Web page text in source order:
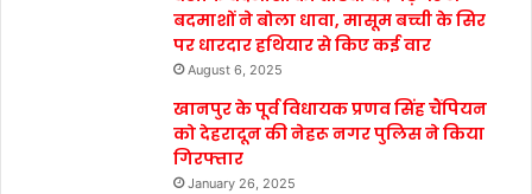
बदमाशों ने बोला धावा, मासूम बच्ची के सिर
पर धारदार हथियार से किए कई वार
August 6, 2025
खानपुर के पूर्व विधायक प्रणव सिंह चैंपियन
को देहरादून की नेहरू नगर पुलिस ने किया
गिरफ्तार
January 26, 2025